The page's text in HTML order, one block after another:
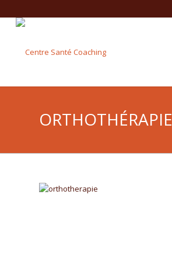
ORTHOTHÉRAPIE